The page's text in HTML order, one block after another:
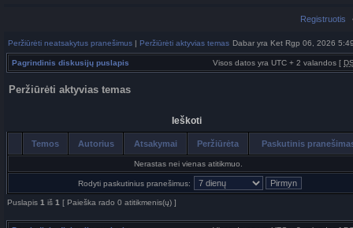
Registruotis
Peržiūrėti neatsakytus pranešimus | Peržiūrėti aktyvias temas Dabar yra Ket Rgp 06, 2026
Pagrindinis diskusijų puslapis Visos datos yra UTC + 2 valandos [
Peržiūrėti aktyvias temas
Ieškoti
Temos Autorius Atsakymai Peržiūrėta Paskutinis
Nerastas nei vienas atitikmuo.
Rodyti paskutinius pranešimus:
Puslapis 1 iš 1 [ Paieška rado 0 atitikmenis(ų) ]